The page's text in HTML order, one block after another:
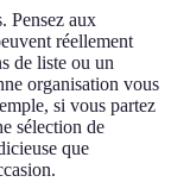
Pensez aux
réellement
de liste ou un
organisation vous
si vous partez
sélection de
que